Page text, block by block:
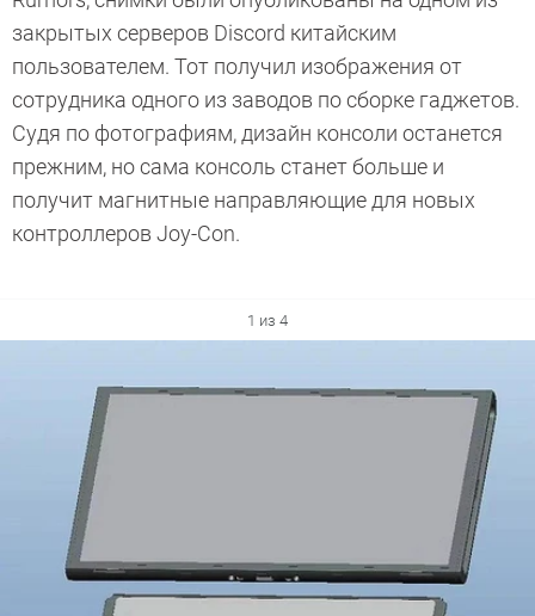
закрытых серверов Discord китайским
пользователем. Тот получил изображения от
сотрудника одного из заводов по сборке гаджетов.
Судя по фотографиям, дизайн консоли останется
прежним, но сама консоль станет больше и
получит магнитные направляющие для новых
контроллеров Joy-Con.
1 из 4